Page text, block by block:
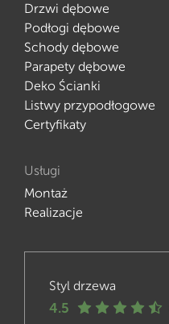
Drzwi dębowe
Podłogi dębowe
Schody dębowe
Parapety dębowe
Deko Ścianki
Listwy przypodłogowe
Certyfikaty
Usługi
Montaż
Realizacje
Styl drzewa
4.5